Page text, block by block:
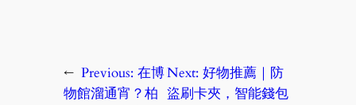
← Previous: 在博
物館溜通宵？柏
Next: 好物推薦｜防
盜刷卡夾，智能錢包